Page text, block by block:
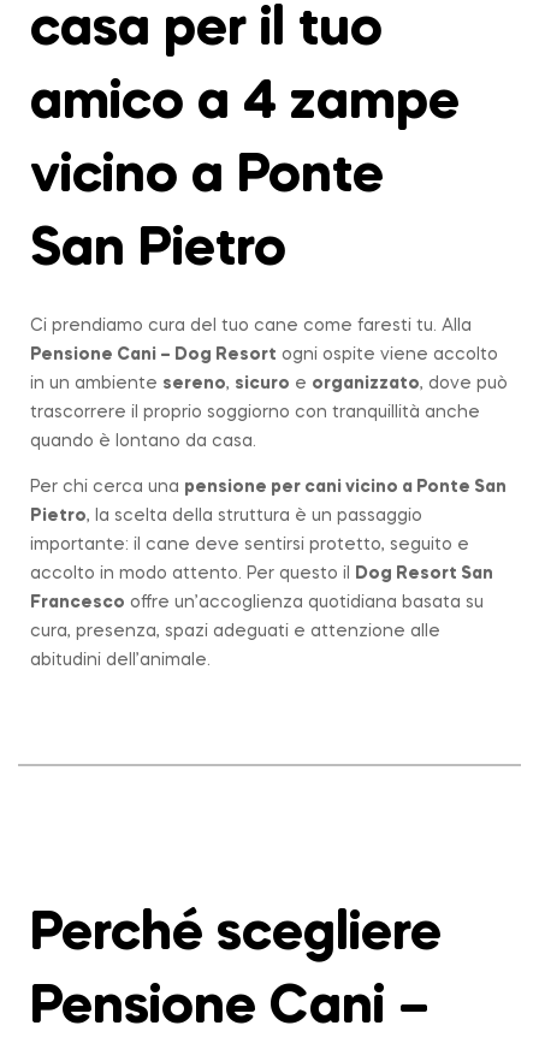
casa per il tuo
amico a 4 zampe
vicino a Ponte
San Pietro
Ci prendiamo cura del tuo cane come faresti tu. Alla
Pensione Cani – Dog Resort ogni ospite viene accolto
in un ambiente sereno, sicuro e organizzato, dove può
trascorrere il proprio soggiorno con tranquillità anche
quando è lontano da casa.
Per chi cerca una pensione per cani vicino a Ponte San
Pietro, la scelta della struttura è un passaggio
importante: il cane deve sentirsi protetto, seguito e
accolto in modo attento. Per questo il
Dog Resort San
Francesco offre un’accoglienza quotidiana basata su
cura, presenza, spazi adeguati e attenzione alle
abitudini dell’animale.
Perché scegliere
Pensione Cani –